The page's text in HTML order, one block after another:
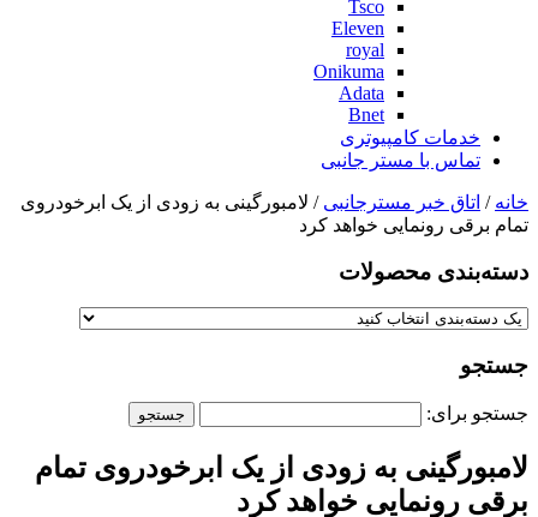
Tsco
Eleven
royal
Onikuma
Adata
Bnet
خدمات کامپیوتری
تماس با مستر جانبی
خانه / اتاق خبر مسترجانبی / لامبورگینی به زودی از یک ابرخودروی
تمام برقی رونمایی خواهد کرد
دسته‌بندی‌ محصولات
جستجو
جستجو برای:
لامبورگینی به زودی از یک ابرخودروی تمام
برقی رونمایی خواهد کرد